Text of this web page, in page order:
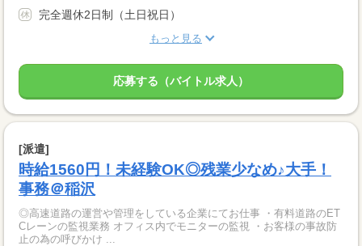
完全週休2日制（土日祝日）
もっと見る
応募する（バイトル求人）
[派遣]
時給1560円！未経験OK◎残業少なめ♪大手！
事務＠稲沢
◎高速道路の運営や管理をしている企業にてお仕事 ・有料道路のET
Cレーンの監視業務 オフィス内でモニターの監視 ・お客様の事故防
止の為の呼びかけ ...